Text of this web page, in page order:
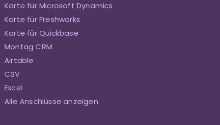
Karte für Microsoft Dynamics
Karte für Freshworks
Karte für Quickbase
Montag CRM
Airtable
CSV
Excel
Alle Anschlüsse anzeigen